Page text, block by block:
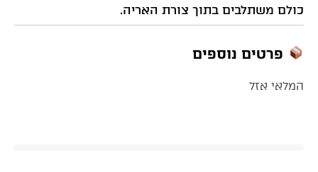
כולם משתלבים בתוך צורת האריה.
פרטים נוספים
המלאי אזל